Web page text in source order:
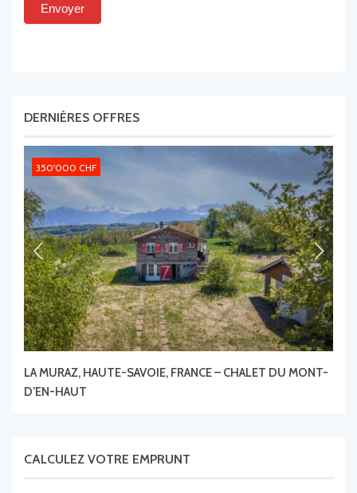
Envoyer
DERNIÈRES OFFRES
350'000 CHF
LA MURAZ, HAUTE-SAVOIE, FRANCE – CHALET DU MONT-
D’EN-HAUT
CALCULEZ VOTRE EMPRUNT